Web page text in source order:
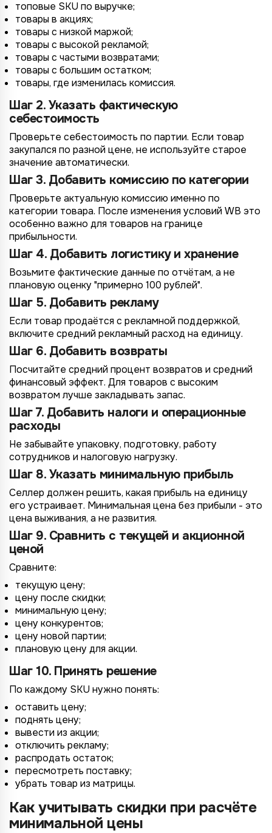
топовые SKU по выручке;
товары в акциях;
товары с низкой маржой;
товары с высокой рекламой;
товары с частыми возвратами;
товары с большим остатком;
товары, где изменилась комиссия.
Шаг 2. Указать фактическую
себестоимость
Проверьте себестоимость по партии. Если товар
закупался по разной цене, не используйте старое
значение автоматически.
Шаг 3. Добавить комиссию по категории
Проверьте актуальную комиссию именно по
категории товара. После изменения условий WB это
особенно важно для товаров на границе
прибыльности.
Шаг 4. Добавить логистику и хранение
Возьмите фактические данные по отчётам, а не
плановую оценку "примерно 100 рублей".
Шаг 5. Добавить рекламу
Если товар продаётся с рекламной поддержкой,
включите средний рекламный расход на единицу.
Шаг 6. Добавить возвраты
Посчитайте средний процент возвратов и средний
финансовый эффект. Для товаров с высоким
возвратом лучше закладывать запас.
Шаг 7. Добавить налоги и операционные
расходы
Не забывайте упаковку, подготовку, работу
сотрудников и налоговую нагрузку.
Шаг 8. Указать минимальную прибыль
Селлер должен решить, какая прибыль на единицу
его устраивает. Минимальная цена без прибыли - это
цена выживания, а не развития.
Шаг 9. Сравнить с текущей и акционной
ценой
Сравните:
текущую цену;
цену после скидки;
минимальную цену;
цену конкурентов;
цену новой партии;
плановую цену для акции.
Шаг 10. Принять решение
По каждому SKU нужно понять:
оставить цену;
поднять цену;
вывести из акции;
отключить рекламу;
распродать остаток;
пересмотреть поставку;
убрать товар из матрицы.
Как учитывать скидки при расчёте
минимальной цены
Согласие на обработку ПД
Правила обработки персональных данных
Отправить заявку
https://your-company .totalcrm.ru
Назад Далее
Wildberries
Ozon
YandexMarket
Другие
Назад Далее
Не указывать
1 организация
до 3 огранизаций
до 5 организаций
Назад Далее
Не указывать
до 1 млн.
от 1 до 5 млн.
от 5 до 10 млн.
Назад Передать анкету